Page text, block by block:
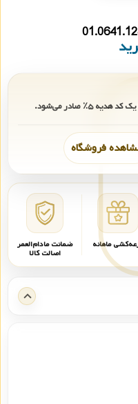
یک کد هدیه۵٪ صادر می‌شود.
فروشگاه
ماهانه ضمانت مادام‌العمر
اصالت کالا